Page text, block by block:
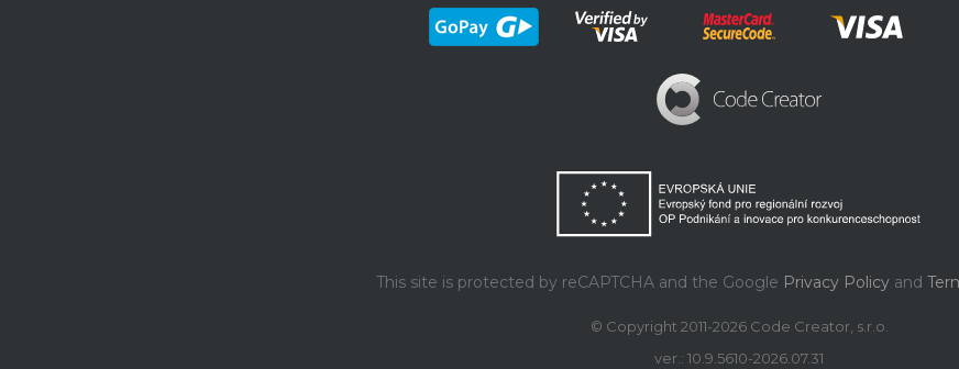
This site is protected by reCAPTCHA and the Google Privacy Policyand
© Copyright 2011-2026 Code Creator, s.r.o.
ver.: 10.9.5610-2026.07.31